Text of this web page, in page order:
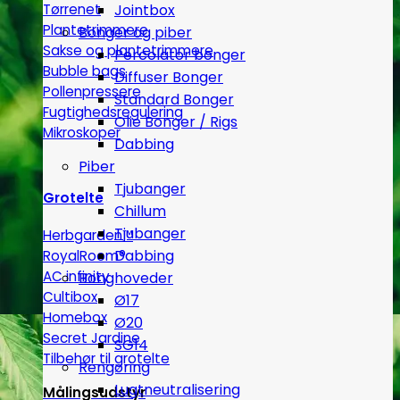
Tørrenet
Plantetrimmere
Sakse og plantetrimmere
Bubble bags
Pollenpressere
Fugtighedsregulering
Mikroskoper
Grotelte
Herbgarden™
RoyalRoom®
AC infinity
Cultibox
Homebox
Secret Jardine
Tilbehør til grotelte
Målingsudstyr
Jointbox
Bonger og piber
Percolator bonger
Diffuser Bonger
Standard Bonger
Olie Bonger / Rigs
Dabbing
Piber
Tjubanger
Chillum
Tjubanger
Dabbing
Bonghoveder
Ø17
Ø20
SG14
Rengøring
Lugtneutralisering